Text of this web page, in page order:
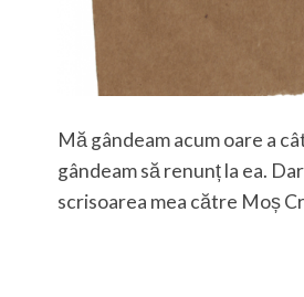
Mă gândeam acum oare a
gândeam să renunț la ea.
scrisoarea mea către Moș